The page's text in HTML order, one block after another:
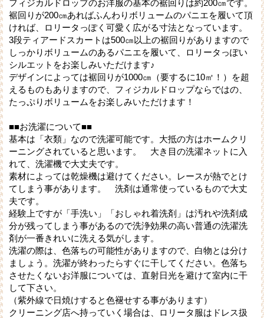
フィジカルドロップのお洋服の基本の裾回りは約200㎝です。
裾回りが200㎝あればふんわりボリュームのパニエを履いて頂
ければ、ロリータっぽく可愛く広がる寸法となっています。
3段ティアードスカートは500㎝以上の裾回りがありますので
しっかりボリュームのあるパニエを履いて、ロリータっぽい
シルエットをお楽しみいただけます♪
デザインによっては裾回りが1000㎝（要するに10㎡！）を超
えるものもありますので、フィジカルドロップならではの、
たっぷりボリュームをお楽しみいただけます！
■■お洗濯について■■
基本は「衣類」なので洗濯可能です。大抵の方はホームクリ
ーニングされていると思います。 大き目の洗濯ネットに入
れて、洗濯機で大丈夫です。
素材によっては乾燥機は避けてください。レースが熱でとけ
てしまう事があります。 洗剤は通常使っているもので大丈
夫です。
経験上ですが「手洗い」「おしゃれ着洗剤」は汚れや洗剤成
分が残ってしまう事があるので洗浄効果の高い普通の洗濯洗
剤が一番きれいに洗える気がします。
洗濯の際は、色落ちの可能性がありますので、白物とは分け
ましょう。洗濯が終わったらすぐに干してください。色落ち
させたくないお洋服については、直射日光を避けて室内に干
して下さい。
（紫外線で日焼けすると色褪せする事があります）
クリーニング店へ持っていく場合は、ロリータ服はドレス扱